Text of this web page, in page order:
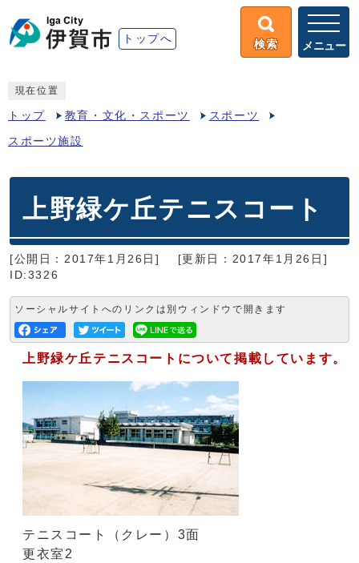
トップへ 検索 メニュー
現在位置
トップ 教育・文化・スポーツ スポーツ
スポーツ施設
上野緑ケ丘テニスコート
[公開日：2017年1月26日]
[更新日：2017年1月26日]
ID:3326
ソーシャルサイトへのリンクは別ウィンドウで開きます
上野緑ケ丘テニスコートについて掲載しています。
テニスコート（クレー）3面
更衣室2